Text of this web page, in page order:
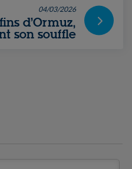
04/03/2026
d’Ormuz,
son souffle